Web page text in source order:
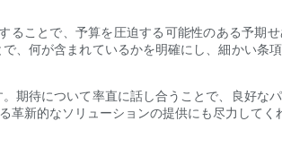
ことで、予算を圧迫する可能性のある予期
、何が含まれているかを明確にし、細かい条
期待について率直に話し合うことで、良好な
新的なソリューションの提供にも尽力してく